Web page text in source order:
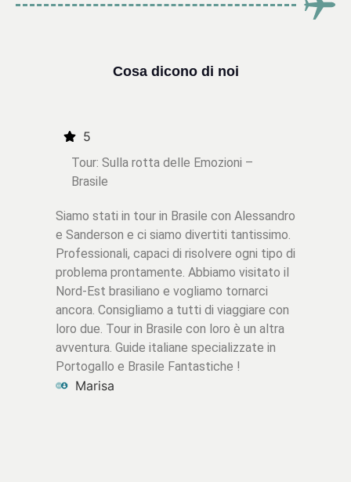
Cosa dicono di noi
5
Tour: Sulla rotta delle Emozioni –
Brasile
Siamo stati in tour in Brasile con Alessandro
e Sanderson e ci siamo divertiti tantissimo.
Professionali, capaci di risolvere ogni tipo di
problema prontamente. Abbiamo visitato il
Nord-Est brasiliano e vogliamo tornarci
ancora. Consigliamo a tutti di viaggiare con
loro due. Tour in Brasile con loro è un altra
avventura. Guide italiane specializzate in
Portogallo e Brasile Fantastiche !
Marisa